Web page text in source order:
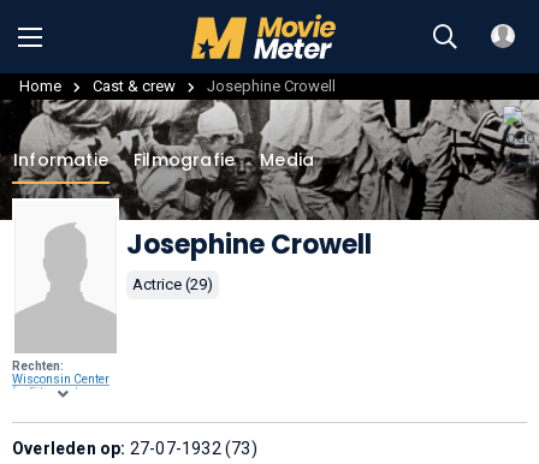
Home Cast & crew Josephine Crowell
Rechten:
Wisconsin Center
for Film and
Public domain, via
Commons.
Informatie Filmografie Media
Josephine Crowell
Actrice (29)
Overleden op: 27-07-1932 (73)